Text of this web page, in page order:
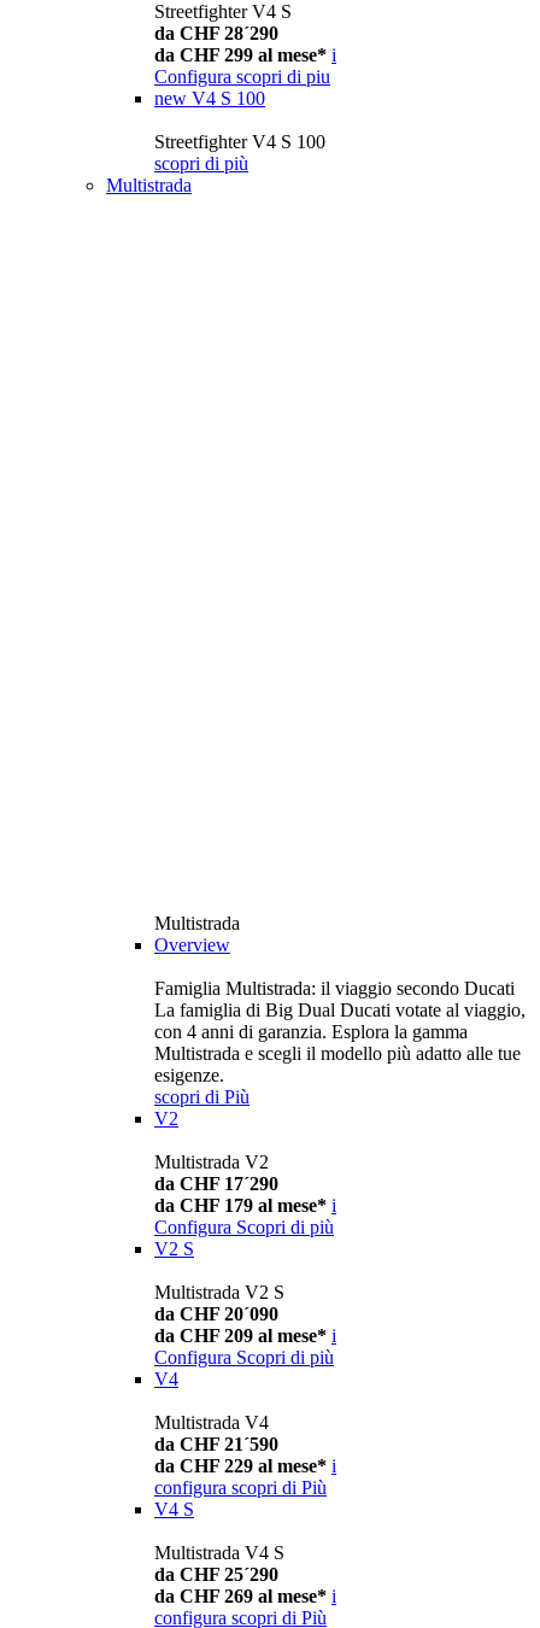
Streetfighter V4 S
da CHF 28´290
da CHF 299 al mese* i
Configura scopri di piu
new V4 S 100
Streetfighter V4 S 100
scopri di più
Multistrada
Multistrada
Overview
Famiglia Multistrada: il viaggio secondo Ducati
La famiglia di Big Dual Ducati votate al viaggio,
con 4 anni di garanzia. Esplora la gamma
Multistrada e scegli il modello più adatto alle tue
esigenze.
scopri di Più
V2
Multistrada V2
da CHF 17´290
da CHF 179 al mese* i
Configura Scopri di più
V2 S
Multistrada V2 S
da CHF 20´090
da CHF 209 al mese* i
Configura Scopri di più
V4
Multistrada V4
da CHF 21´590
da CHF 229 al mese* i
configura scopri di Più
V4 S
Multistrada V4 S
da CHF 25´290
da CHF 269 al mese* i
configura scopri di Più